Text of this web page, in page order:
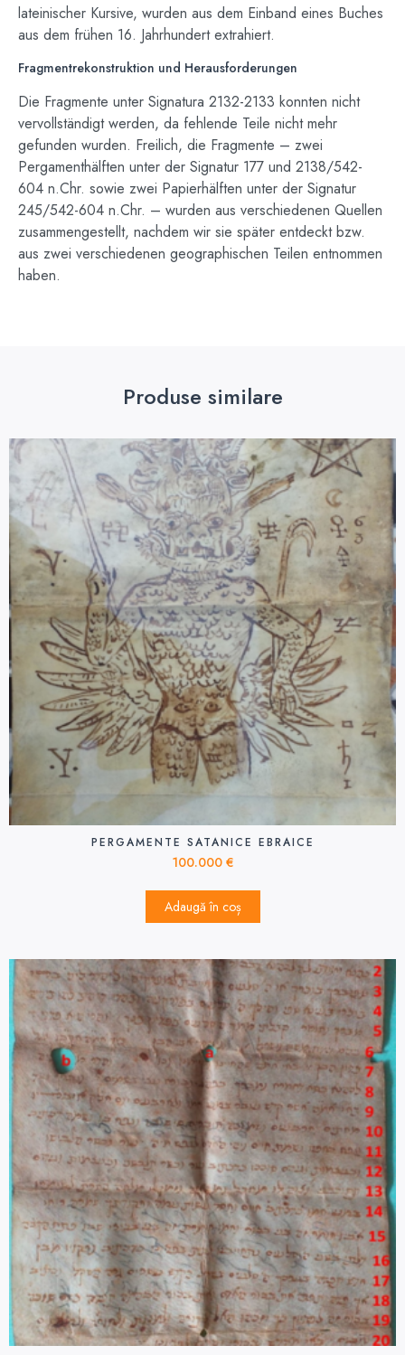
lateinischer Kursive, wurden aus dem Einband eines Buches
aus dem frühen 16. Jahrhundert extrahiert.
Fragmentrekonstruktion und Herausforderungen
Die Fragmente unter Signatura 2132-2133 konnten nicht
vervollständigt werden, da fehlende Teile nicht mehr
gefunden wurden. Freilich, die Fragmente – zwei
Pergamenthälften unter der Signatur 177 und 2138/542-
604 n.Chr. sowie zwei Papierhälften unter der Signatur
245/542-604 n.Chr. – wurden aus verschiedenen Quellen
zusammengestellt, nachdem wir sie später entdeckt bzw.
aus zwei verschiedenen geographischen Teilen entnommen
haben.
Produse similare
PERGAMENTE SATANICE EBRAICE
100.000 €
Adaugă în coș